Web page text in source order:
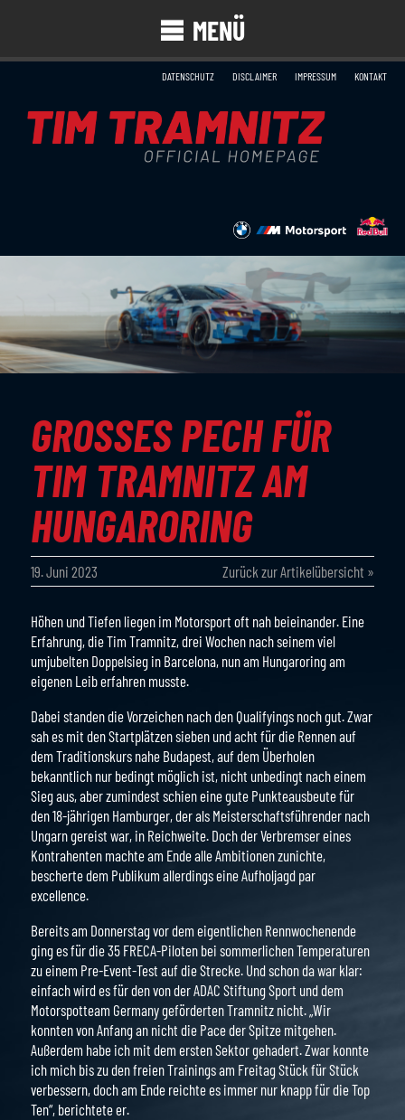
MENÜ
DATENSCHUTZ DISCLAIMER IMPRESSUM KONTAKT
GROSSES PECH FÜR T
IM TRAMNITZ AM H
UNGARORING
19. Juni 2023 Zurück zur Artikelübersicht »
Höhen und Tiefen liegen im Motorsport oft nah beieinander. Eine
Erfahrung, die Tim Tramnitz, drei Wochen nach seinem viel
umjubelten Doppelsieg in Barcelona, nun am Hungaroring am
eigenen Leib erfahren musste.
Dabei standen die Vorzeichen nach den Qualifyings noch gut. Zwar
sah es mit den Startplätzen sieben und acht für die Rennen auf
dem Traditionskurs nahe Budapest, auf dem Überholen
bekanntlich nur bedingt möglich ist, nicht unbedingt nach einem
Sieg aus, aber zumindest schien eine gute Punkteausbeute für
den 18-jährigen Hamburger, der als Meisterschaftsführender nach
Ungarn gereist war, in Reichweite. Doch der Verbremser eines
Kontrahenten machte am Ende alle Ambitionen zunichte,
bescherte dem Publikum allerdings eine Aufholjagd par
excellence.
Bereits am Donnerstag vor dem eigentlichen Rennwochenende
ging es für die 35 FRECA-Piloten bei sommerlichen Temperaturen
zu einem Pre-Event-Test auf die Strecke. Und schon da war klar:
einfach wird es für den von der ADAC Stiftung Sport und dem
Motorspotteam Germany geförderten Tramnitz nicht. „Wir
konnten von Anfang an nicht die Pace der Spitze mitgehen.
Außerdem habe ich mit dem ersten Sektor gehadert. Zwar konnte
ich mich bis zu den freien Trainings am Freitag Stück für Stück
verbessern, doch am Ende reichte es immer nur knapp für die Top
Ten“, berichtete er.